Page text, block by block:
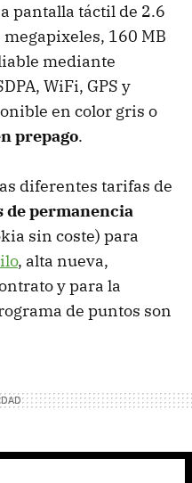
pantalla táctil de 2.6
160 MB
mediante
, WiFi, GPS y
en color gris o
prepago.
diferentes tarifas de
de permanencia
sin coste) para
, alta nueva,
y para la
de puntos son